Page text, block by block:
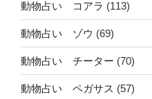
動物占い コアラ (113)
動物占い ゾウ (69)
動物占い チーター (70)
動物占い ペガサス (57)